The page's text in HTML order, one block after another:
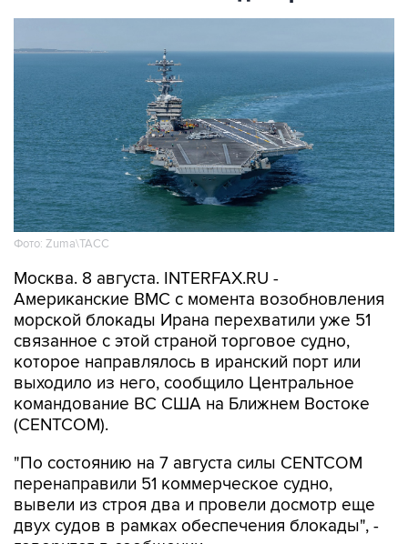
Фото: Zuma\ТАСС
Москва. 8 августа. INTERFAX.RU -
морской блокады Ирана перехватили уже 51
связанное с этой страной торговое судно,
которое направлялось в иранский порт или
выходило из него, сообщило Центральное
командование ВС США на Ближнем Востоке
(CENTCOM).
"По состоянию на 7 августа силы CENTCOM
вывели из строя два и провели досмотр еще
двух судов в рамках обеспечения блокады", -
говорится в сообщении.